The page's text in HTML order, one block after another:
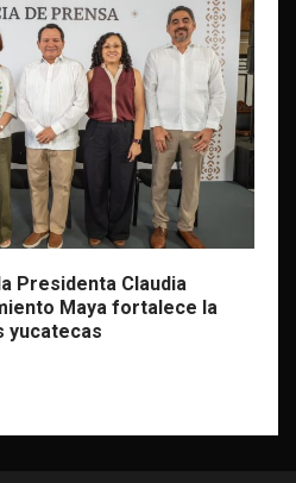
Presidenta Claudia
Maya fortalece la
yucatecas